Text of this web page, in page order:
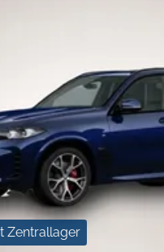
Zentrallager